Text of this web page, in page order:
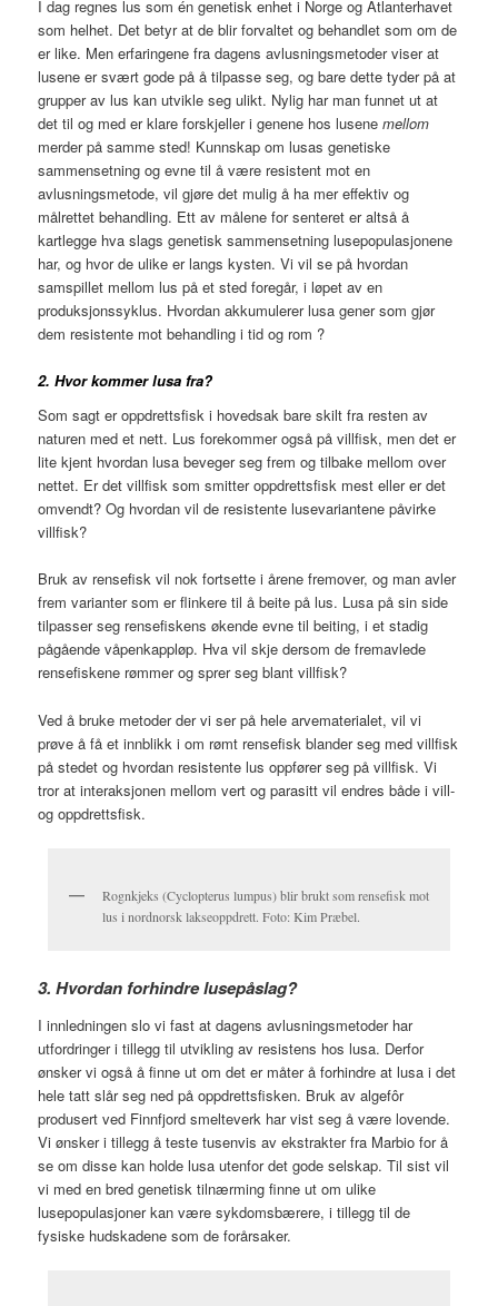
I dag regnes lus som én genetisk enhet i Norge og Atlanterhavet
som helhet. Det betyr at de blir forvaltet og behandlet som om de
er like. Men erfaringene fra dagens avlusningsmetoder viser at
lusene er svært gode på å tilpasse seg, og bare dette tyder på at
grupper av lus kan utvikle seg ulikt. Nylig har man funnet ut at
det til og med er klare forskjeller i genene hos lusenemellom
merder på samme sted! Kunnskap om lusas genetiske
sammensetning og evne til å være resistent mot en
avlusningsmetode, vil gjøre det mulig å ha mer effektiv og
målrettet behandling. Ett av målene for senteret er altså å
kartlegge hva slags genetisk sammensetning lusepopulasjonene
har, og hvor de ulike er langs kysten. Vi vil se på hvordan
samspillet mellom lus på et sted foregår, i løpet av en
produksjonssyklus. Hvordan akkumulerer lusa gener som gjør
dem resistente mot behandling i tid og rom ?
2. Hvor kommer lusa fra?
Som sagt er oppdrettsfisk i hovedsak bare skilt fra resten av
naturen med et nett. Lus forekommer også på villfisk, men det er
lite kjent hvordan lusa beveger seg frem og tilbake mellom over
nettet. Er det villfisk som smitter oppdrettsfisk mest eller er det
omvendt? Og hvordan vil de resistente lusevariantene påvirke
villfisk?
Bruk av rensefisk vil nok fortsette i årene fremover, og man avler
frem varianter som er flinkere til å beite på lus. Lusa på sin side
tilpasser seg rensefiskens økende evne til beiting, i et stadig
pågående våpenkappløp. Hva vil skje dersom de fremavlede
rensefiskene rømmer og sprer seg blant villfisk?
Ved å bruke metoder der vi ser på hele arvematerialet, vil vi
prøve å få et innblikk i om rømt rensefisk blander seg med villfisk
på stedet og hvordan resistente lus oppfører seg på villfisk. Vi
tror at interaksjonen mellom vert og parasitt vil endres både i vill-
og oppdrettsfisk.
Rognkjeks (Cyclopterus lumpus) blir brukt som rensefisk mot
lus i nordnorsk lakseoppdrett. Foto: Kim Præbel.
3. Hvordan forhindre lusepåslag?
I innledningen slo vi fast at dagens avlusningsmetoder har
utfordringer i tillegg til utvikling av resistens hos lusa. Derfor
ønsker vi også å finne ut om det er måter å forhindre at lusa i det
hele tatt slår seg ned på oppdrettsfisken. Bruk av algefôr
produsert ved Finnfjord smelteverk har vist seg å være lovende.
Vi ønsker i tillegg å teste tusenvis av ekstrakter fra Marbio for å
se om disse kan holde lusa utenfor det gode selskap. Til sist vil
vi med en bred genetisk tilnærming finne ut om ulike
lusepopulasjoner kan være sykdomsbærere, i tillegg til de
fysiske hudskadene som de forårsaker.